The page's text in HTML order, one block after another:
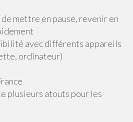
mettre en pause, revenir en
avec différents appareils
ordinateur)
plusieurs atouts pour les